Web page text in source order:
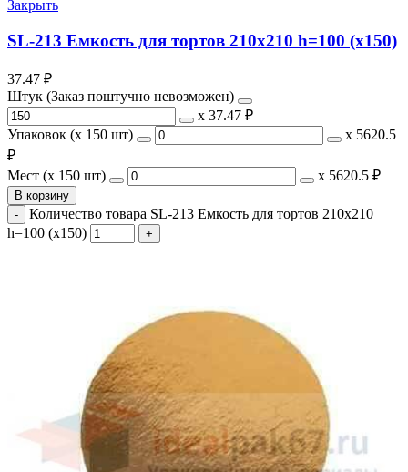
Закрыть
SL-213 Емкость для тортов 210х210 h=100 (х150)
37.47 ₽
Штук (Заказ поштучно невозможен)
х 37.47 ₽
Упаковок (x 150 шт)
х 5620.5
₽
Мест (x 150 шт)
х 5620.5 ₽
В корзину
Количество товара SL-213 Емкость для тортов 210х210
h=100 (х150)